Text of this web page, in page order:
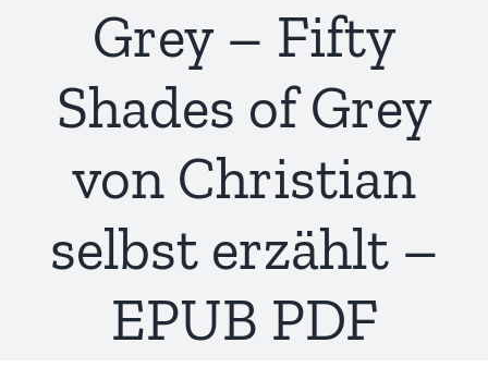
Grey – Fifty
Shades of Grey
von Christian
selbst erzählt –
EPUB PDF